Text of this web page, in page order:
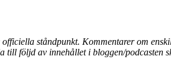
ståndpunkt. Kommentarer om
följd av innehållet i bloggen/podcasten